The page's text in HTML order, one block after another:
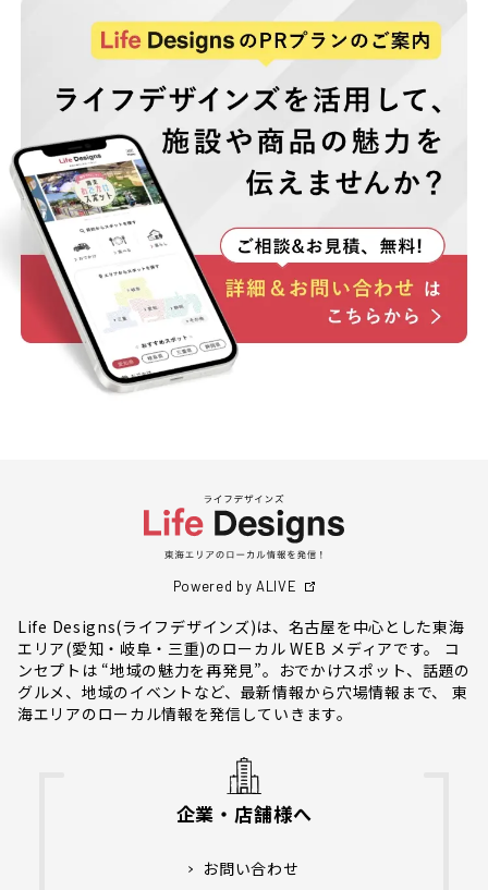
Powered by ALIVE
Life Designs(ライフデザインズ)は、名古屋を中心とした東海
エリア(愛知・岐阜・三重)のローカル WEB メディアです。 コ
ンセプトは “地域の魅力を再発見”。おでかけスポット、話題の
グルメ、地域のイベントなど、最新情報から穴場情報まで、 東
海エリアのローカル情報を発信していきます。
企業・店舗様へ
お問い合わせ